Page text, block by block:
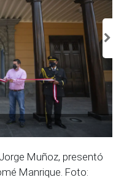
Muñoz, presentó
Manrique. Foto: